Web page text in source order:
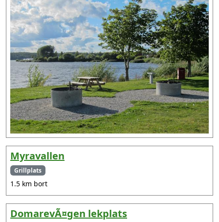
Myravallen
Grillplats
1.5 km bort
DomarevÃ¤gen lekplats